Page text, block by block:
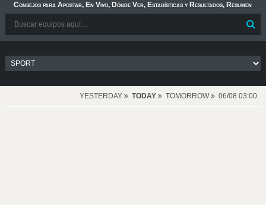
Consejos para Apostar, En Vivo, Dónde Ver, Estadísticas y Resultados, Resumen
YESTERDAY TODAY TOMORROW 06/08 03:00